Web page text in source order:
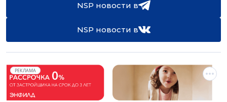
NSP новости в
NSP новости в
РЕКЛАМА